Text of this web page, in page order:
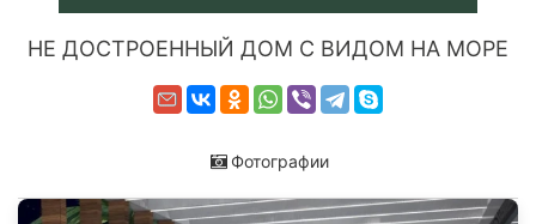
НЕ ДОСТРОЕННЫЙ ДОМ С ВИДОМ НА МОРЕ
Фотографии